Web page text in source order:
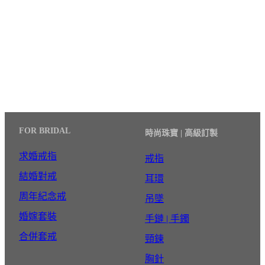
FOR BRIDAL
求婚戒指
結婚對戒
周年紀念戒
婚嫁套裝
合併套戒
時尚珠寶 | 高級訂製
戒指
耳環
吊墜
手鏈 | 手鐲
頸鍊
胸針